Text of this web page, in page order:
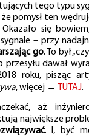
tego typu
pomysł ten
Okazało się
– przy
go. To był
przesyłu dawał
roku, pisząc
, więcej → TUTAJ.
aż
największe
. I, być